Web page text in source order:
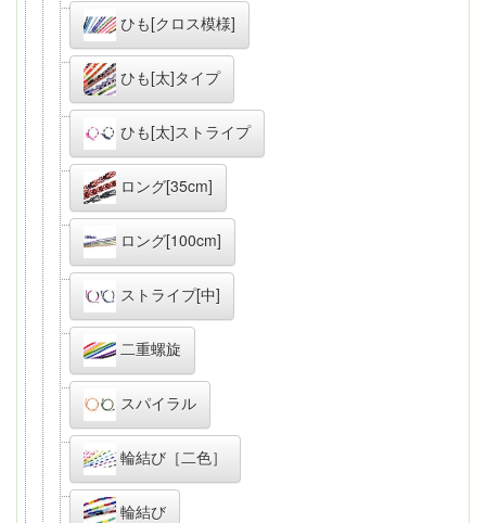
ひも[クロス模様]
ひも[太]タイプ
ひも[太]ストライプ
ロング[35cm]
ロング[100cm]
ストライプ[中]
二重螺旋
スパイラル
輪結び［二色］
輪結び